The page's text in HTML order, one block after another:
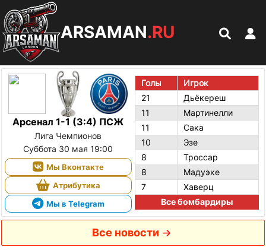
ARSAMAN.RU
Арсенал 1-1 (3:4) ПСЖ
Лига Чемпионов
Суббота 30 мая 19:00
Мы Вконтакте
Атрибутика
Мы в Telegram
Голы
Игрок
21
Дьёкереш
11
Мартинелли
11
Сака
10
Эзе
8
Троссар
8
Мадуэке
7
Хаверц
Все бомбардиры
Все новости